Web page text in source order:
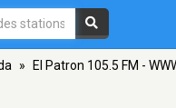
» El Patron 105.5 FM -